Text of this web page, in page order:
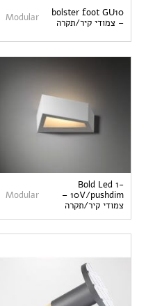
bolster foot GU10
– צמודי קיר/תקרה
Modular
Bold Led 1-
10V/pushdim –
צמודי קיר/תקרה
Modular